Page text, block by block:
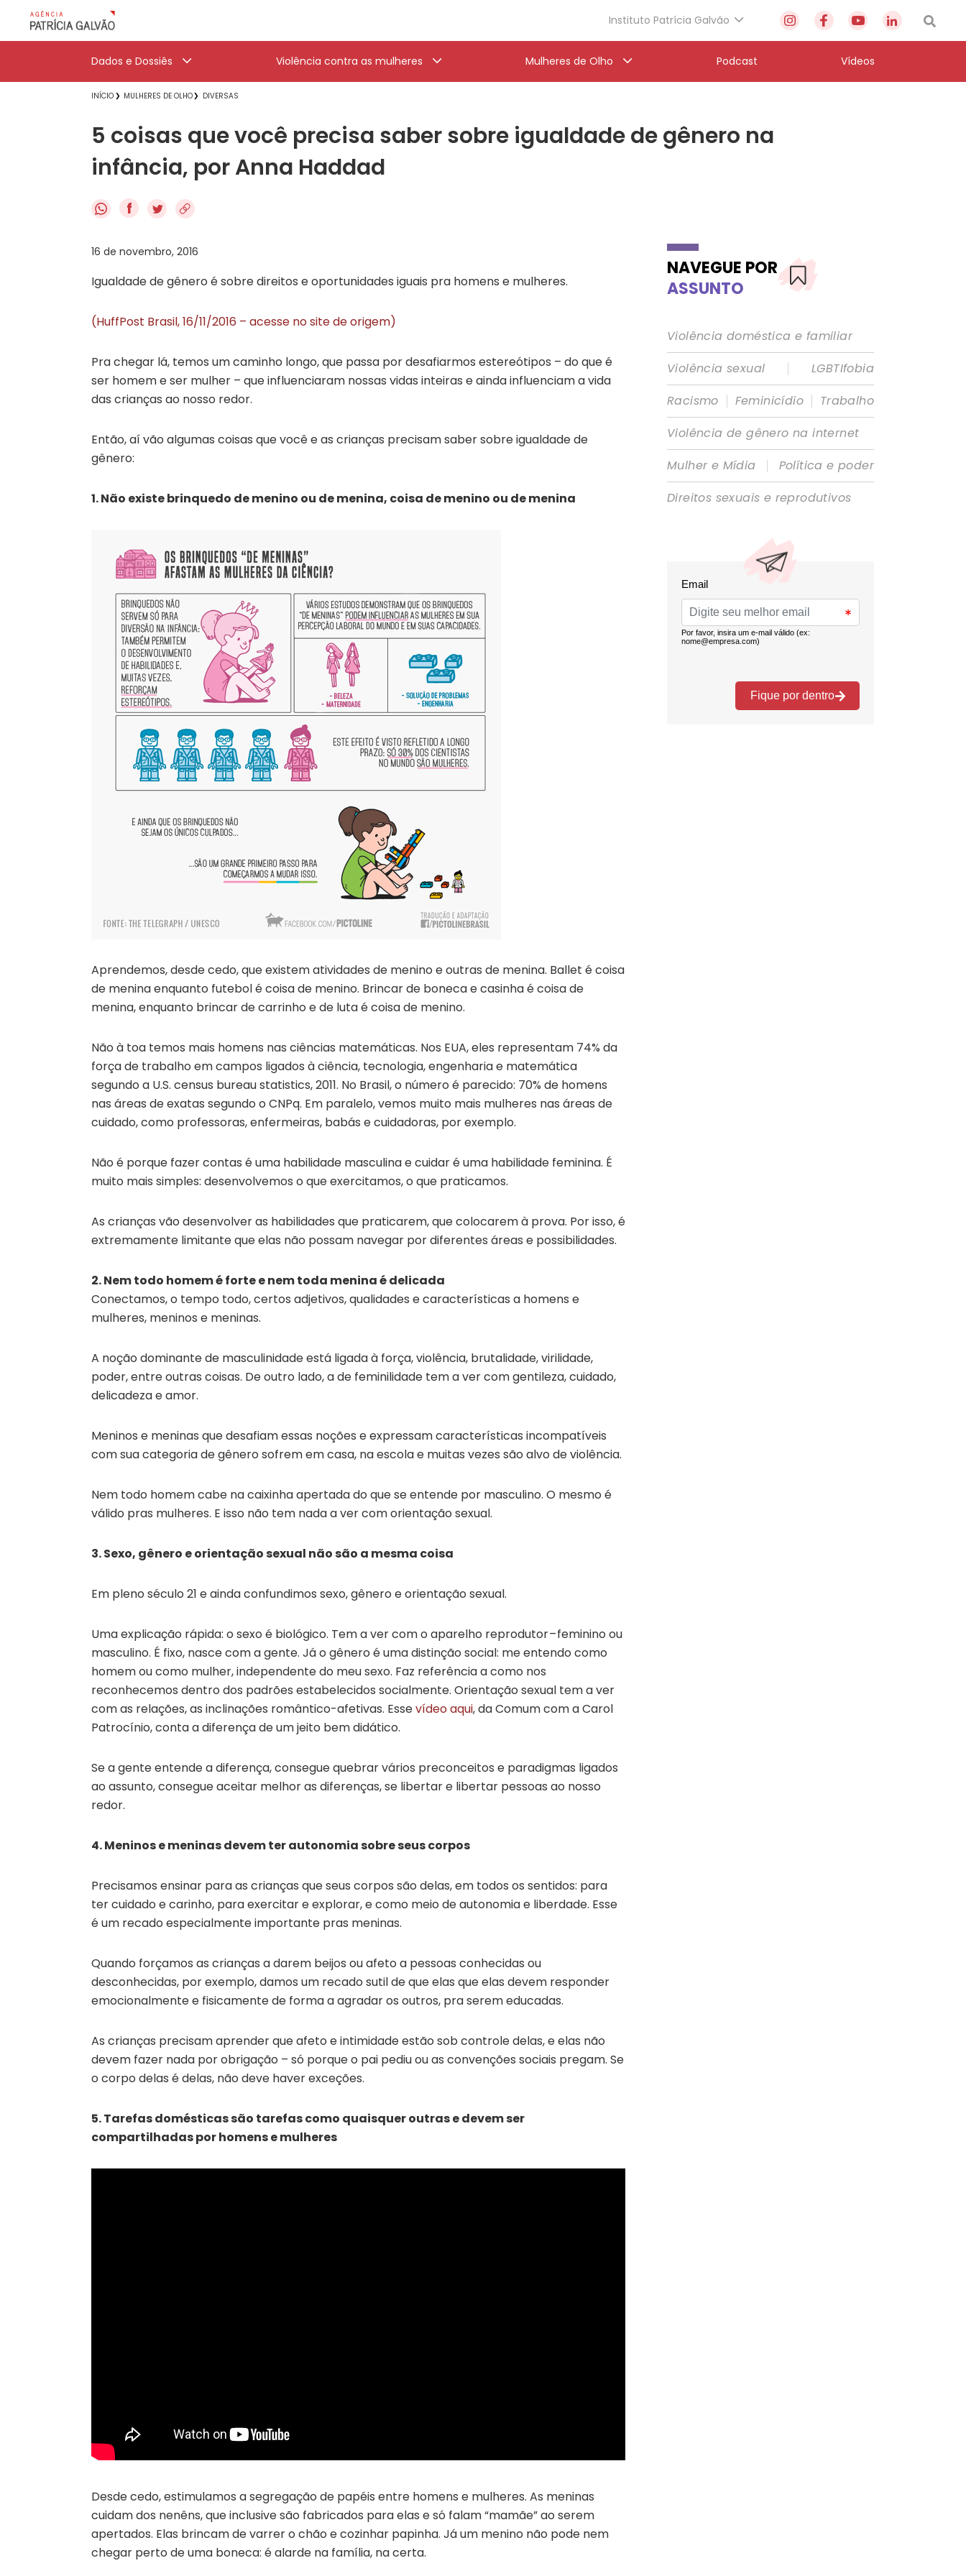
Instituto Patrícia Galvão
Dados e Dossiês Violência contra as mulheres Mulheres de Olho Podcast Vídeos
INÍCIO MULHERES DE OLHO DIVERSAS
5 coisas que você precisa saber sobre igualdade de gênero na
infância, por Anna Haddad
f
16 de novembro, 2016
Igualdade de gênero é sobre direitos e oportunidades iguais pra homens e mulheres.
(HuffPost Brasil, 16/11/2016 – acesse no site de origem)
Pra chegar lá, temos um caminho longo, que passa por desafiarmos estereótipos – do que é
ser homem e ser mulher – que influenciaram nossas vidas inteiras e ainda influenciam a vida
das crianças ao nosso redor.
Então, aí vão algumas coisas que você e as crianças precisam saber sobre igualdade de
gênero:
1. Não existe brinquedo de menino ou de menina, coisa de menino ou de menina
Aprendemos, desde cedo, que existem atividades de menino e outras de menina. Ballet é coisa
de menina enquanto futebol é coisa de menino. Brincar de boneca e casinha é coisa de
menina, enquanto brincar de carrinho e de luta é coisa de menino.
Não à toa temos mais homens nas ciências matemáticas. Nos EUA, eles representam 74% da
força de trabalho em campos ligados à ciência, tecnologia, engenharia e matemática
segundo a U.S. census bureau statistics, 2011. No Brasil, o número é parecido: 70% de homens
nas áreas de exatas segundo o CNPq. Em paralelo, vemos muito mais mulheres nas áreas de
cuidado, como professoras, enfermeiras, babás e cuidadoras, por exemplo.
Não é porque fazer contas é uma habilidade masculina e cuidar é uma habilidade feminina. É
muito mais simples: desenvolvemos o que exercitamos, o que praticamos.
As crianças vão desenvolver as habilidades que praticarem, que colocarem à prova. Por isso, é
extremamente limitante que elas não possam navegar por diferentes áreas e possibilidades.
2. Nem todo homem é forte e nem toda menina é delicada
Conectamos, o tempo todo, certos adjetivos, qualidades e características a homens e
mulheres, meninos e meninas.
A noção dominante de masculinidade está ligada à força, violência, brutalidade, virilidade,
poder, entre outras coisas. De outro lado, a de feminilidade tem a ver com gentileza, cuidado,
delicadeza e amor.
Meninos e meninas que desafiam essas noções e expressam características incompatíveis
com sua categoria de gênero sofrem em casa, na escola e muitas vezes são alvo de violência.
Nem todo homem cabe na caixinha apertada do que se entende por masculino. O mesmo é
válido pras mulheres. E isso não tem nada a ver com orientação sexual.
3. Sexo, gênero e orientação sexual não são a mesma coisa
Em pleno século 21 e ainda confundimos sexo, gênero e orientação sexual.
Uma explicação rápida: o sexo é biológico. Tem a ver com o aparelho reprodutor – feminino ou
masculino. É fixo, nasce com a gente. Já o gênero é uma distinção social: me entendo como
homem ou como mulher, independente do meu sexo. Faz referência a como nos
reconhecemos dentro dos padrões estabelecidos socialmente. Orientação sexual tem a ver
com as relações, as inclinações romântico-afetivas. Essevídeo aqui, da Comum com a Carol
Patrocínio, conta a diferença de um jeito bem didático.
Se a gente entende a diferença, consegue quebrar vários preconceitos e paradigmas ligados
ao assunto, consegue aceitar melhor as diferenças, se libertar e libertar pessoas ao nosso
redor.
4. Meninos e meninas devem ter autonomia sobre seus corpos
Precisamos ensinar para as crianças que seus corpos são delas, em todos os sentidos: para
ter cuidado e carinho, para exercitar e explorar, e como meio de autonomia e liberdade. Esse
é um recado especialmente importante pras meninas.
Quando forçamos as crianças a darem beijos ou afeto a pessoas conhecidas ou
desconhecidas, por exemplo, damos um recado sutil de que elas que elas devem responder
emocionalmente e fisicamente de forma a agradar os outros, pra serem educadas.
As crianças precisam aprender que afeto e intimidade estão sob controle delas, e elas não
devem fazer nada por obrigação – só porque o pai pediu ou as convenções sociais pregam. Se
o corpo delas é delas, não deve haver exceções.
5. Tarefas domésticas são tarefas como quaisquer outras e devem ser
compartilhadas por homens e mulheres
Desde cedo, estimulamos a segregação de papéis entre homens e mulheres. As meninas
cuidam dos nenêns, que inclusive são fabricados para elas e só falam “mamãe” ao serem
apertados. Elas brincam de varrer o chão e cozinhar papinha. Já um menino não pode nem
chegar perto de uma boneca: é alarde na família, na certa.
NAVEGUE POR
ASSUNTO
Violência doméstica e familiar
Violência sexual
|
LGBTIfobia
Racismo | Feminicídio | Trabalho
Violência de gênero na internet
Mulher e Mídia
|
Política e poder
Direitos sexuais e reprodutivos